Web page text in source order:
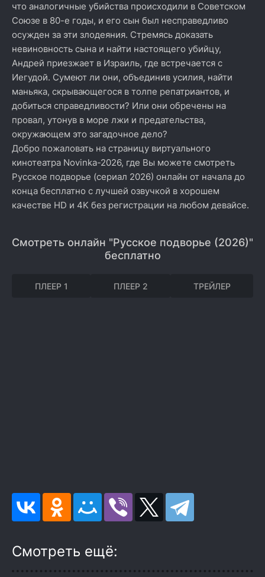
что аналогичные убийства происходили в Советском
Союзе в 80-е годы, и его сын был несправедливо
осужден за эти злодеяния. Стремясь доказать
невиновность сына и найти настоящего убийцу,
Андрей приезжает в Израиль, где встречается с
Иегудой. Сумеют ли они, объединив усилия, найти
маньяка, скрывающегося в толпе репатриантов, и
добиться справедливости? Или они обречены на
провал, утонув в море лжи и предательства,
окружающем это загадочное дело?
Добро пожаловать на страницу виртуального
кинотеатра Novinka-2026, где Вы можете смотреть
Русское подворье (сериал 2026) онлайн от начала до
конца бесплатно с лучшей озвучкой в хорошем
качестве HD и 4K без регистрации на любом девайсе.
Смотреть онлайн "Русское подворье (2026)"
бесплатно
ПЛЕЕР 1 ПЛЕЕР 2 ТРЕЙЛЕР
Смотреть ещё: